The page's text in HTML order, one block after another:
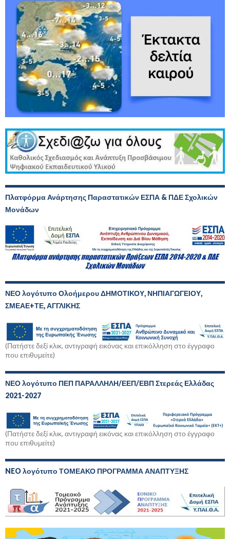
Πλατφόρμα Ανάρτησης Παραστατικών ΕΣΠΑ & ΠΔΕ Σχολικών
Μονάδων
ΝΕΟ λογότυπο Ολοήμερου ΔΗΜΟΤΙΚΟΥ, ΝΗΠΙΑΓΩΓΕΙΟΥ,
ΣΜΕΑΕ+ΤΕ, ΑΓΓΛΙΚΗΣ
(Πατήστε δεξί κλικ, αντιγραφή εικόνας και επικόλληση στο έγγραφο
που επιθυμείτε)
ΝΕΟ λογότυπο ΠΕΠ ΠΑΡΑΛΛΗΛΗ/ΕΕΠ/ΕΒΠ Στερεάς Ελλάδας
2021-2027
(Πατήστε δεξί κλικ, αντιγραφή εικόνας και επικόλληση στο έγγραφο
που επιθυμείτε)
NEO λογότυπο ΤΟΜΕΑΚΟ ΠΡΟΓΡΑΜΜΑ ΑΝΑΠΤΥΞΗΣ